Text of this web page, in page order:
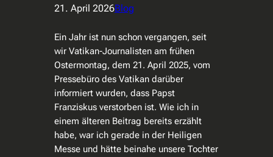
21. April 2026Blog
Ein Jahr ist nun schon vergangen, seit
wir Vatikan-Journalisten am frühen
Ostermontag, dem 21. April 2025, vom
Pressebüro des Vatikan darüber
informiert wurden, dass Papst
Franziskus verstorben ist. Wie ich in
einem älteren Beitrag bereits erzählt
habe, war ich gerade in der Heiligen
Messe und hätte beinahe unsere Tochter